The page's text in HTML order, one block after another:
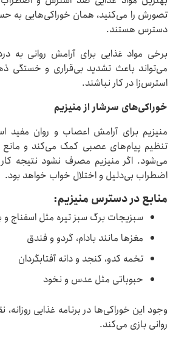
تصورش را می‌کنید، همان خوراکی‌هایی به
دسترس هستند.
برخی مواد غذایی برای آرامش روانی به
می‌تواند باعث تشدید بی‌قراری و خستگی
استرس‌زا در کار نباشند.
خوراکی‌های سرشار از منیزیم
منیزیم برای آرامش اعصاب و روان مفید
تنظیم پیام‌های عصبی کمک می‌کند و مانع
می‌شود. اگر منیزیم مصرف نشود نتیجه‌
اضطراب بی‌دلیل و اختلال خواب خواهد بود.
منابع در دسترس منیزیم:
سبزیجات برگ سبز تیره مثل اسفناج
مغزها مانند بادام، گردو و فندق
تخمه کدو، کنجد و دانه آفتابگردان
حبوباتی مثل عدس و نخود
وجود این خوراکی‌ها در برنامه غذایی
روانی بازی می‌کند.